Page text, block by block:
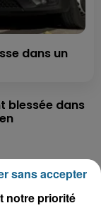
dans un
blessée dans
notre priorité
sans accepter